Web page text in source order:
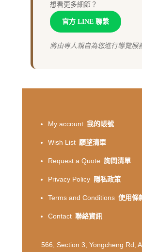
想看更多細節？
官方 LINE 聯繫
將由專人親自為您進行導覽服
My account 我的帳號
Wish List 願望清單
Request a Quote 詢問清單
Privacy Policy 隱私政策
Terms and Conditions 使用條
Contact 聯絡資訊
566, Section 3, Yongcheng Rd,